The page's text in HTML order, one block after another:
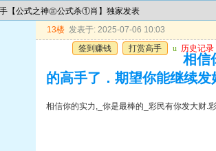
【公式之神㊣公式杀①肖】独家发表
13楼 发表于: 2025-07-06 10:03
签到赚钱
打赏高手 u 历史记录
相信
的高手了．期望你能继续发
相信你的实力,_你是最棒的_彩民有你发大财.